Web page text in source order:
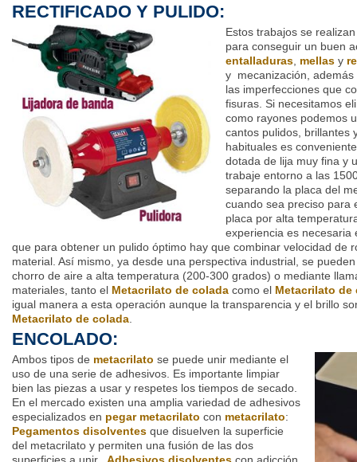
RECTIFICADO Y PULIDO:
Estos trabajos se
para conseguir un buen
entalladuras, mellasy
y mecanización, además
las imperfecciones que
fisuras. Si necesitamos
como rayones podemos
cantos pulidos, brillantes
habituales es
dotada de lija muy fina y
trabaje entorno a las
separando la placa del
cuando sea preciso para
placa por alta
experiencia es necesaria
que para obtener un pulido óptimo hay que combinar velocidad de
material. Así mismo, ya desde una perspectiva industrial, se
chorro de aire a alta temperatura (200-300 grados) o mediante
materiales, tanto el Metacrilato de colada como el Metacrilato
igual manera a esta operación aunque la transparencia y el brillo
Metacrilato de colada
ENCOLADO:
Ambos tipos de metacrilato se puede unir mediante el
uso de una serie de adhesivos. Es importante limpiar
bien las piezas a usar y respetes los tiempos de secado.
En el mercado existen una amplia variedad de adhesivos
especializados en pegar metacrilato con metacrilato:
Pegamentos disolventes que disuelven la superficie
del metacrilato y permiten una fusión de las dos